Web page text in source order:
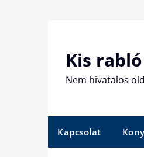
Kis
Nem hivatalos
Kapcsolat